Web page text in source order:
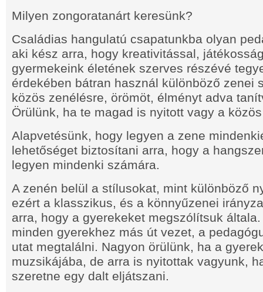
Milyen zongoratanárt keresünk?
Családias hangulatú csapatunkba olyan
aki kész arra, hogy kreativitással,
gyermekeink életének szerves részévé
érdekében bátran használ különböző zenei
közös zenélésre, örömöt, élményt adva
Örülünk, ha te magad is nyitott vagy a
Alapvetésünk, hogy legyen a zene
lehetőséget biztosítani arra, hogy a
legyen mindenki számára.
A zenén belül a stílusokat, mint különböző
ezért a klasszikus, és a könnyűzenei
arra, hogy a gyerekeket megszólítsuk
minden gyerekhez más út vezet, a
utat megtalálni. Nagyon örülünk, ha a
muzsikájába, de arra is nyitottak vagyunk,
szeretne egy dalt eljátszani.